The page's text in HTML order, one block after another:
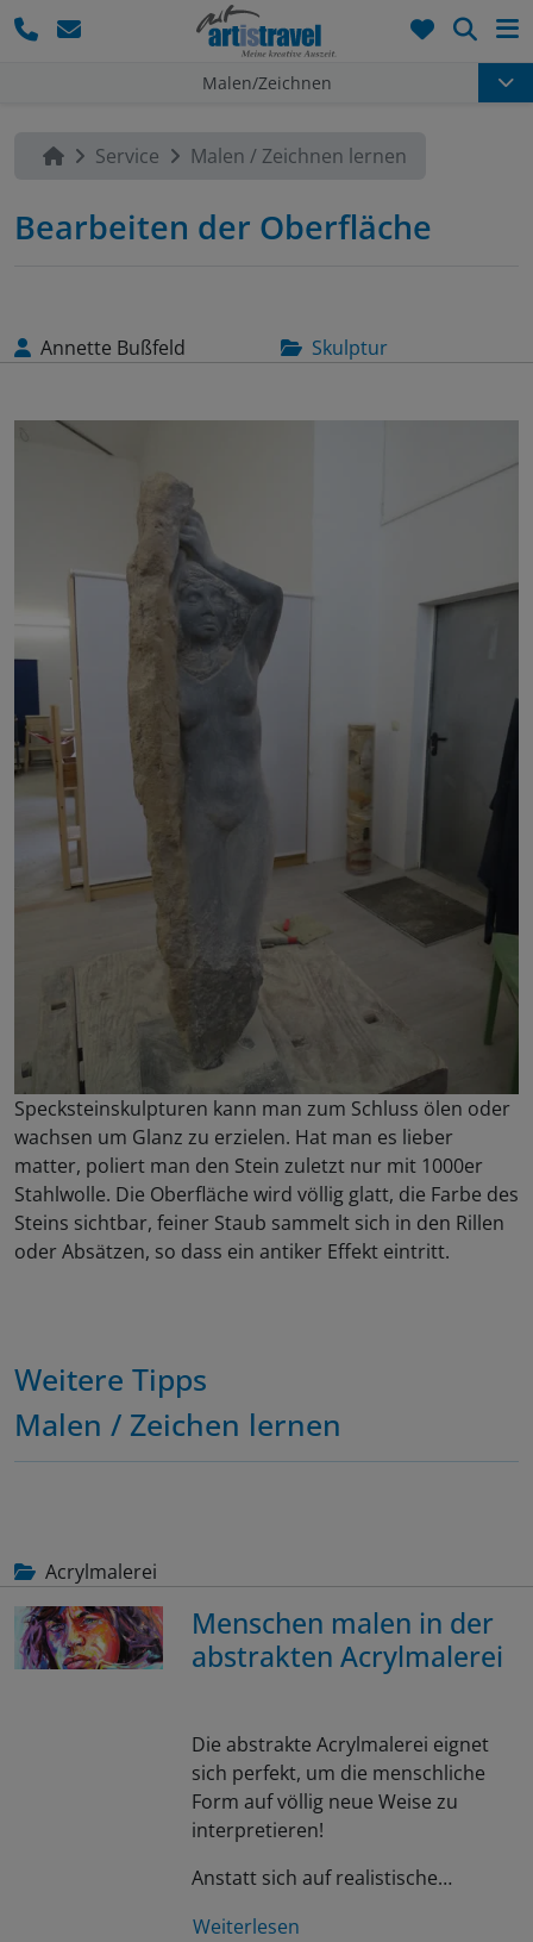
Malen/Zeichnen
Service Malen / Zeichnen lernen
Bearbeiten der Oberfläche
Annette Bußfeld Skulptur
Specksteinskulpturen kann man zum Schluss ölen oder
wachsen um Glanz zu erzielen. Hat man es lieber
matter, poliert man den Stein zuletzt nur mit 1000er
Stahlwolle. Die Oberfläche wird völlig glatt, die Farbe des
Steins sichtbar, feiner Staub sammelt sich in den Rillen
oder Absätzen, so dass ein antiker Effekt eintritt.
Weitere Tipps
Malen / Zeichen lernen
Acrylmalerei
Menschen malen in der
abstrakten Acrylmalerei
Die abstrakte Acrylmalerei eignet
sich perfekt, um die menschliche
Form auf völlig neue Weise zu
interpretieren!
Anstatt sich auf realistische…
Weiterlesen